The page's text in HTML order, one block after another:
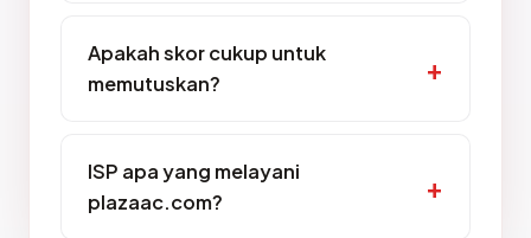
Apakah skor cukup untuk
memutuskan?
ISP apa yang melayani
plazaac.com?